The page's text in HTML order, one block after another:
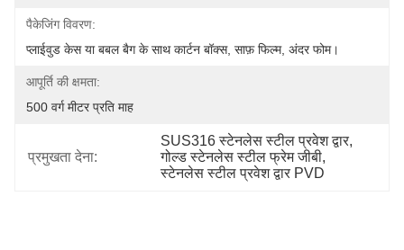
पैकेजिंग विवरण:
प्लाईवुड केस या बबल बैग के साथ कार्टन बॉक्स, साफ़ फिल्म, अंदर फोम।
आपूर्ति की क्षमता:
500 वर्ग मीटर प्रति माह
प्रमुखता देना:
SUS316 स्टेनलेस स्टील प्रवेश द्वार,
गोल्ड स्टेनलेस स्टील फ्रेम जीबी,
स्टेनलेस स्टील प्रवेश द्वार PVD